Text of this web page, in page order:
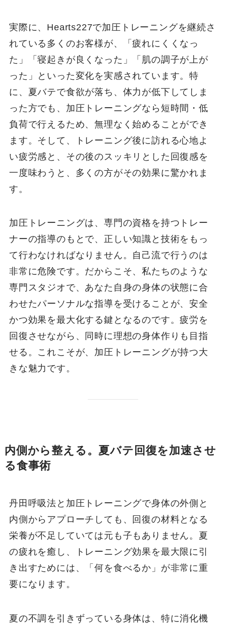
実際に、Hearts227で加圧トレーニングを継続さ
れている多くのお客様が、「疲れにくくなっ
た」「寝起きが良くなった」「肌の調子が上が
った」といった変化を実感されています。特
に、夏バテで食欲が落ち、体力が低下してしま
った方でも、加圧トレーニングなら短時間・低
負荷で行えるため、無理なく始めることができ
ます。そして、トレーニング後に訪れる心地よ
い疲労感と、その後のスッキリとした回復感を
一度味わうと、多くの方がその効果に驚かれま
す。
加圧トレーニングは、専門の資格を持つトレー
ナーの指導のもとで、正しい知識と技術をもっ
て行わなければなりません。自己流で行うのは
非常に危険です。だからこそ、私たちのような
専門スタジオで、あなた自身の身体の状態に合
わせたパーソナルな指導を受けることが、安全
かつ効果を最大化する鍵となるのです。疲労を
回復させながら、同時に理想の身体作りも目指
せる。これこそが、加圧トレーニングが持つ大
きな魅力です。
内側から整える。夏バテ回復を加速させ
る食事術
丹田呼吸法と加圧トレーニングで身体の外側と
内側からアプローチしても、回復の材料となる
栄養が不足していては元も子もありません。夏
の疲れを癒し、トレーニング効果を最大限に引
き出すためには、「何を食べるか」が非常に重
要になります。
夏の不調を引きずっている身体は、特に消化機